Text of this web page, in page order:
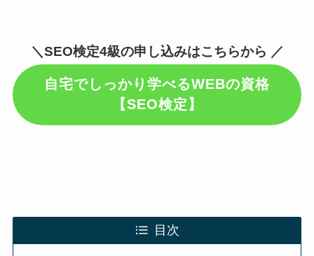
＼SEO検定4級の申し込みはこちらから ／
自宅でしっかり学べるWEBの資格
【SEO検定】
目次